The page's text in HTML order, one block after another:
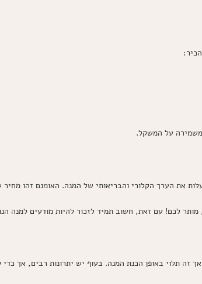
משמירה על המשקל.
את הערך הקלורי והבריאותי של המנה. האומנם זהו מחיר
לכם! עם זאת, חשוב תמיד לזכור להיות מודעים למנה
כשמדובר במשולש עוף, תדעו שיש הרבה מה לדעת. קלוריות נעות בין 100 ל-150, אך זה תלוי באופן הכנת המנה.